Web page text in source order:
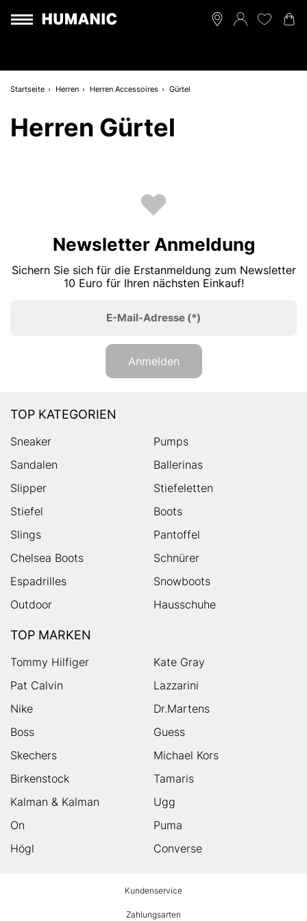
Startseite Herren Herren Accessoires Gürtel
Herren Gürtel
Newsletter Anmeldung
Sichern Sie sich für die Erstanmeldung zum Newsletter
10 Euro für Ihren nächsten Einkauf!
E-Mail-Adresse (*)
Anmelden
TOP KATEGORIEN
Sneaker
Pumps
Sandalen
Ballerinas
Slipper
Stiefeletten
Stiefel
Boots
Slings
Pantoffel
Chelsea Boots
Schnürer
Espadrilles
Snowboots
Outdoor
Hausschuhe
TOP MARKEN
Tommy Hilfiger
Kate Gray
Pat Calvin
Lazzarini
Nike
Dr.Martens
Boss
Guess
Skechers
Michael Kors
Birkenstock
Tamaris
Kalman & Kalman
Ugg
On
Puma
Högl
Converse
Kundenservice
Zahlungsarten